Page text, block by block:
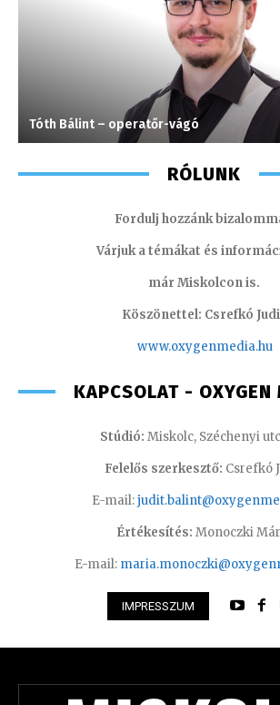
Tóth Bálint – operatőr-vágó
RÓLUNK
Fordulj hozzánk
Várjuk a témákat és
már Miskolcon is.
Köszönettel: Csrefkó
www.oxygenmedia.hu
KAPCSOLAT - OXYGEN
Stúdió: Miskolc, Széchenyi
Felelős szerkesztő: Csrefkó
E-mail:
Értékesítés: Monoczki
E-mail:
IMPRESSZUM